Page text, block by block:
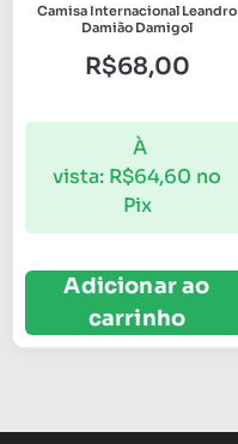
Camisa Internacional Leandro
Damião Damigol
R$68,00
À
vista: R$64,60 no
Pix
Adicionar ao
carrinho